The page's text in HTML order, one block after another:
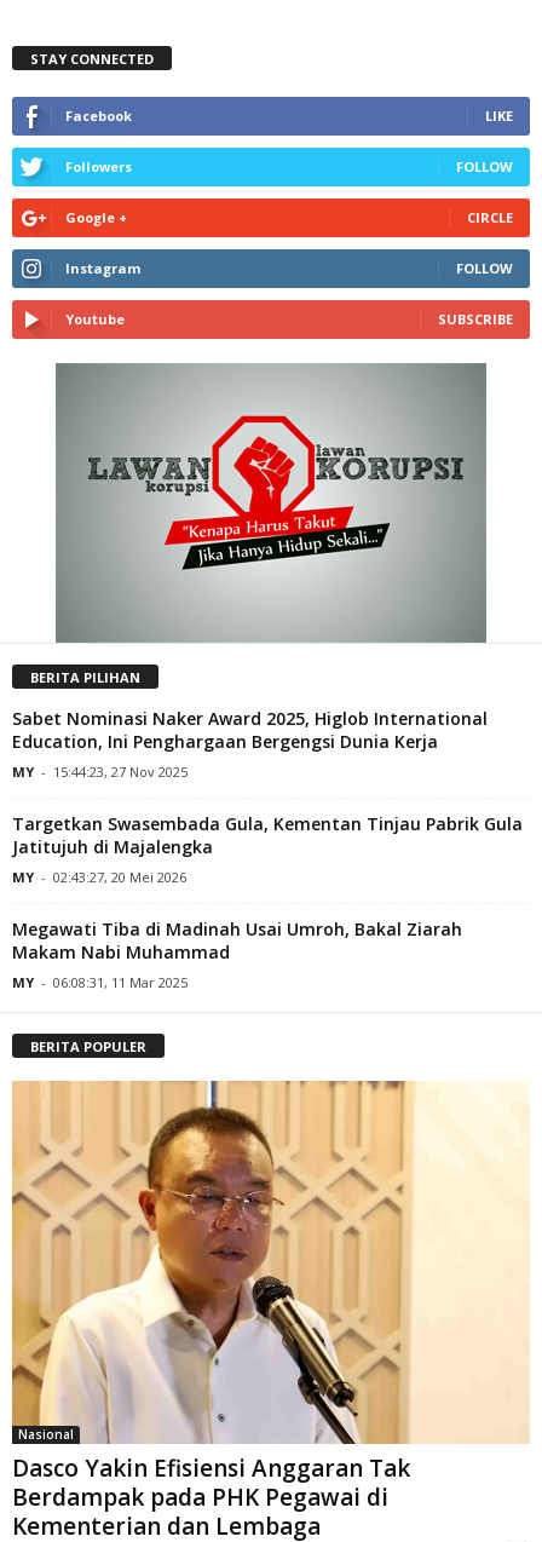
STAY CONNECTED
Facebook LIKE
Followers FOLLOW
Google + CIRCLE
Instagram FOLLOW
Youtube SUBSCRIBE
BERITA PILIHAN
Sabet Nominasi Naker Award 2025, Higlob International
Education, Ini Penghargaan Bergengsi Dunia Kerja
MY - 15:44:23, 27 Nov 2025
Targetkan Swasembada Gula, Kementan Tinjau Pabrik Gula
Jatitujuh di Majalengka
MY - 02:43:27, 20 Mei 2026
Megawati Tiba di Madinah Usai Umroh, Bakal Ziarah
Makam Nabi Muhammad
MY - 06:08:31, 11 Mar 2025
BERITA POPULER
Nasional
Dasco Yakin Efisiensi Anggaran Tak
Berdampak pada PHK Pegawai di
Kementerian dan Lembaga